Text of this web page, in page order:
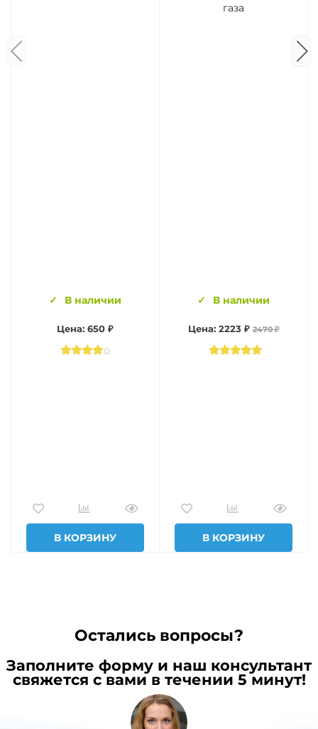
В наличии
Цена: 650 ₽
В КОРЗИНУ
газа
В наличии
Цена: 2223 ₽ 2470 ₽
В КОРЗИНУ
Остались вопросы?
Заполните форму и наш консультант
свяжется с вами в течении 5 минут!